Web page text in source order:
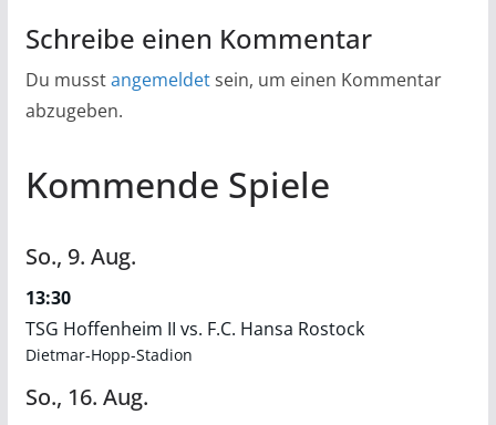
Schreibe einen Kommentar
Du musstangemeldetsein, um einen Kommentar
abzugeben.
Kommende Spiele
So., 9. Aug.
13:30
TSG Hoffenheim II vs. F.C. Hansa Rostock
Dietmar-Hopp-Stadion
So., 16. Aug.